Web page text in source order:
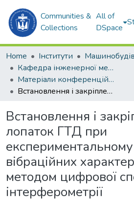
Communities &
Collections
All of
DSpace
Home Інститути
Кафедра інженерної механiки та технологiї машинобудування (ІМтаТМ)
Матеріали конференцій (ІМтаТМ)
Встановлення і закріплення лопаток ГТД при експериментальному визначенні вібраційних характеристик методом цифрової спекл-інтерферометрії
Встановлення і
лопаток ГТД при
вібраційних
методом цифрової
інтерферометрії